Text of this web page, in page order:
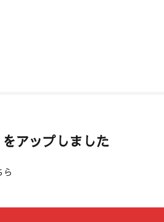
アップしました
ら